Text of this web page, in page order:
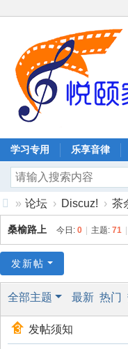
学习专用 乐享音律
协
同
业
科
有
» 论坛 › Discuz! › 茶
桑榆路上 今日: 0 主题: 71
发新帖
全部主题 最新 热门
发帖须知